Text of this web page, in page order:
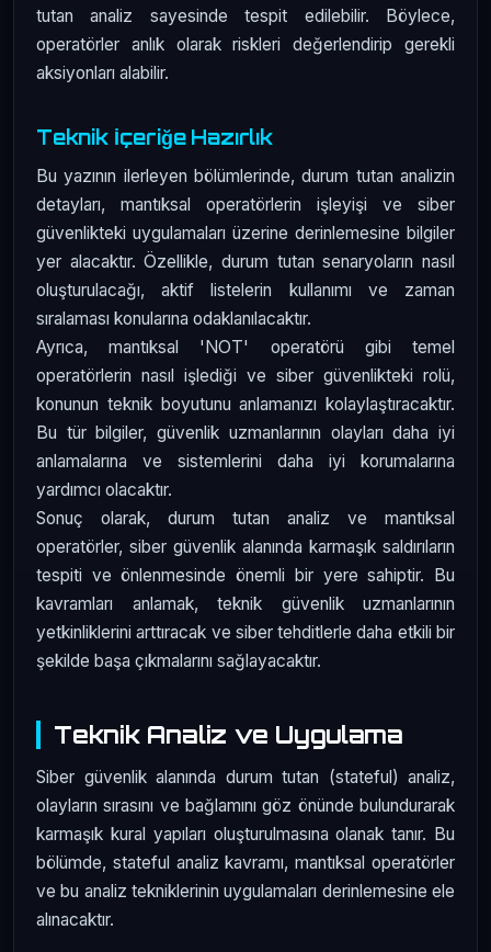
tutan analiz sayesinde tespit edilebilir. Böylece,
operatörler anlık olarak riskleri değerlendirip gerekli
aksiyonları alabilir.
Teknik İçeriğe Hazırlık
Bu yazının ilerleyen bölümlerinde, durum tutan analizin
detayları, mantıksal operatörlerin işleyişi ve siber
güvenlikteki uygulamaları üzerine derinlemesine bilgiler
yer alacaktır. Özellikle, durum tutan senaryoların nasıl
oluşturulacağı, aktif listelerin kullanımı ve zaman
sıralaması konularına odaklanılacaktır.
Ayrıca, mantıksal 'NOT' operatörü gibi temel
operatörlerin nasıl işlediği ve siber güvenlikteki rolü,
konunun teknik boyutunu anlamanızı kolaylaştıracaktır.
Bu tür bilgiler, güvenlik uzmanlarının olayları daha iyi
anlamalarına ve sistemlerini daha iyi korumalarına
yardımcı olacaktır.
Sonuç olarak, durum tutan analiz ve mantıksal
operatörler, siber güvenlik alanında karmaşık saldırıların
tespiti ve önlenmesinde önemli bir yere sahiptir. Bu
kavramları anlamak, teknik güvenlik uzmanlarının
yetkinliklerini arttıracak ve siber tehditlerle daha etkili bir
şekilde başa çıkmalarını sağlayacaktır.
Teknik Analiz ve Uygulama
Siber güvenlik alanında durum tutan (stateful) analiz,
olayların sırasını ve bağlamını göz önünde bulundurarak
karmaşık kural yapıları oluşturulmasına olanak tanır. Bu
bölümde, stateful analiz kavramı, mantıksal operatörler
ve bu analiz tekniklerinin uygulamaları derinlemesine ele
alınacaktır.